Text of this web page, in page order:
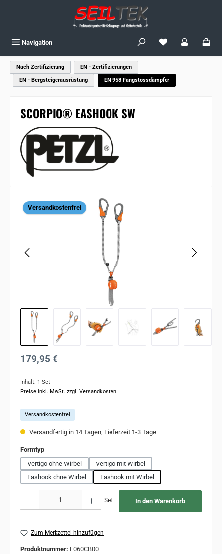
Navigation Du hast 0
Nach Zertifizierung
EN - Zertifizierungen
EN - Bergsteigerausrüstung
EN 958 Fangstossdämpfer
SCORPIO® EASHOOK SW
Versandkostenfrei
Regulärer Preis:
179,95 €
Inhalt: 1 Set
Preise inkl. MwSt. zzgl. Versandkosten
Versandkostenfrei
Versandfertig in 14 Tagen, Lieferzeit 1-3 Tage
Formtypauswählen
Vertigo ohne Wirbel
Vertigo mit Wirbel
Eashook ohne Wirbel
Eashook mit Wirbel
Set In den Warenkorb
Zum Merkzettel hinzufügen
Produktnummer: L060CB00